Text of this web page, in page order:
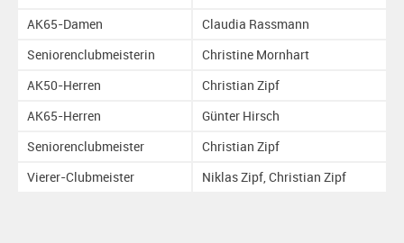
AK65-Damen
Claudia Rassmann
Seniorenclubmeisterin
Christine Mornhart
AK50-Herren
Christian Zipf
AK65-Herren
Günter Hirsch
Seniorenclubmeister
Christian Zipf
Vierer-Clubmeister
Niklas Zipf, Christian Zipf